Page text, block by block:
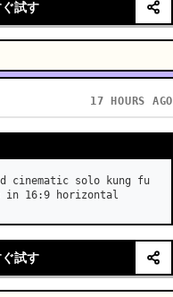
車内クローズアップ → 肩越しシ
ング → ローアングルショッ
メラワーク、ウィップパン ＋
ング、連続的な流れの演出
内クローズアップ、シ…
試す
17 HOURS AGO
cinematic solo kung fu
in 16:9 horizontal
試す